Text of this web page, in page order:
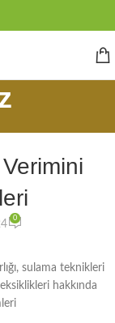
0
sulama teknikleri
hakkında